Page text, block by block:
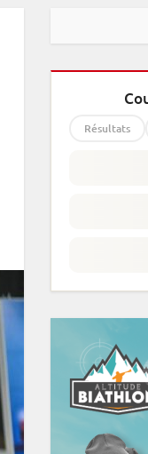
Résultats